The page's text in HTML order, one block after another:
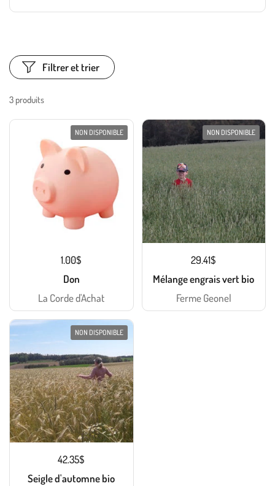
3 produits
Filtrer et trier
1.00$
Don
La Corde d'Achat
NON DISPONIBLE
29.41$
Mélange engrais vert bio
Ferme Geonel
NON DISPONIBLE
42.35$
Seigle d'automne bio
NON DISPONIBLE